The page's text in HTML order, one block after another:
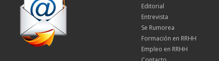
Editorial
Entrevista
Se Rumorea
Formación en RRHH
Empleo en RRHH